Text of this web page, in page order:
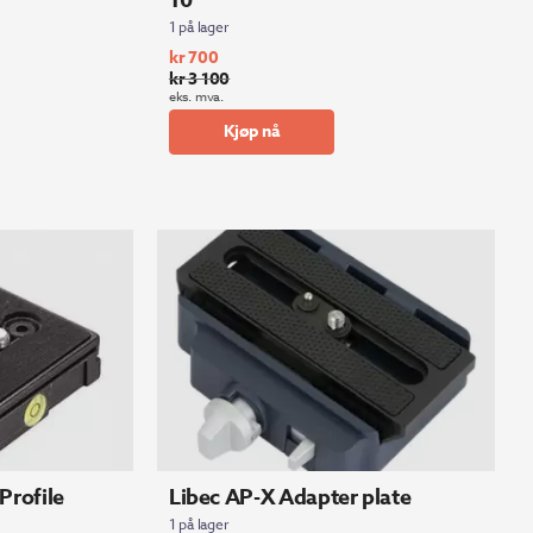
1 på lager
kr3 100
Opprinnelig
pris
kr700
Nåværende
pris
eks. mva.
Kjøp nå
Libec AP-X Adapter plate
1 på lager